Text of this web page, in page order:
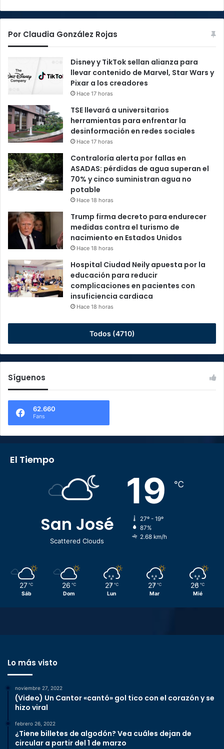
Por Claudia González Rojas
Disney y TikTok sellan alianza para
llevar contenido de Marvel, Star Wars y
Pixar a los creadores
Hace 17 horas
TSE llevará a universitarios
herramientas para enfrentar la
desinformación en redes sociales
Hace 17 horas
Contraloría alerta por fallas en
ASADAS: pérdidas de agua superan el
70% y cinco suministran agua no
potable
Hace 18 horas
Trump firma decreto para endurecer
medidas contra el turismo de
nacimiento en Estados Unidos
Hace 18 horas
Hospital Ciudad Neily apuesta por la
educación para reducir
complicaciones en pacientes con
insuficiencia cardiaca
Hace 18 horas
Todos (4710)
Síguenos
62.660
Fans
El Tiempo
San José
Scattered Clouds
19 ℃
27º - 19º
87%
2.68 km/h
27 ℃
Sáb
26 ℃
Dom
27 ℃
Lun
27 ℃
Mar
26 ℃
Mié
Lo más visto
noviembre 27, 2022
(Video) Un Cantor «cantó» gol tico con el corazón y se
hizo viral
febrero 26, 2022
¿Tiene billetes de algodón? Vea cuáles dejan de
circular a partir del 1 de marzo